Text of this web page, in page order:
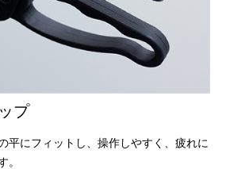
プ
平にフィットし、操作しやすく、疲れに
。